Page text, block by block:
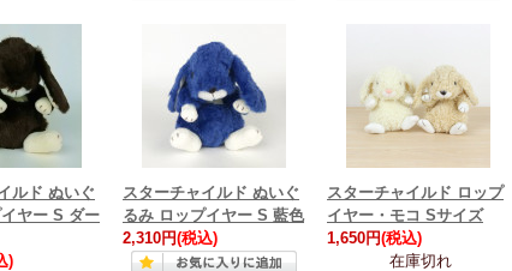
ルド ぬいぐ
ヤー S ダー
)
スターチャイルド ぬいぐ
るみ ロップイヤー S 藍色
2,310円(税込)
スターチャイルド ロップ
イヤー・モコ Sサイズ
1,650円(税込)
在庫切れ